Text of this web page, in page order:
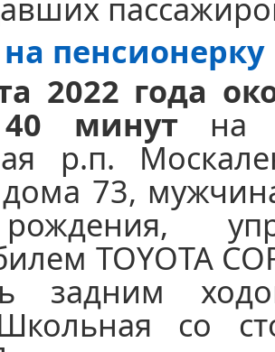
пенсионерку
2022 года
минутна
р.п.
73,
TOYОTA
задним
со